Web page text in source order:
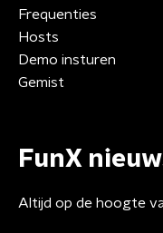
Frequenties
Hosts
Demo insturen
Gemist
FunX
Altijd op de hoogte